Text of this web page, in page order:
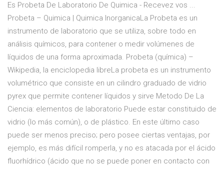
Es Probeta De Laboratorio De Quimica - Recevez vos ...
Probeta – Quimica | Quimica InorganicaLa Probeta es un
instrumento de laboratorio que se utiliza, sobre todo en
análisis químicos, para contener o medir volúmenes de
líquidos de una forma aproximada. Probeta (química) –
Wikipedia, la enciclopedia libreLa probeta es un instrumento
volumétrico que consiste en un cilindro graduado de vidrio
pyrex que permite contener líquidos y sirve Metodo De La
Ciencia: elementos de laboratorio Puede estar constituido de
vidrio (lo más común), o de plástico. En este último caso
puede ser menos preciso; pero posee ciertas ventajas, por
ejemplo, es más difícil romperla, y no es atacada por el ácido
fluorhídrico (ácido que no se puede poner en contacto con